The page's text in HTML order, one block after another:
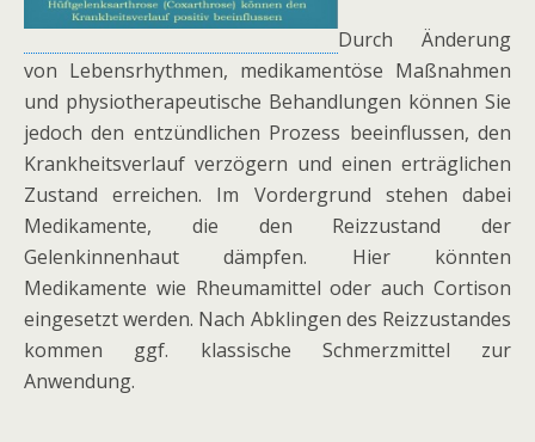
Durch Änderung
von Lebensrhythmen, medikamentöse Maßnahmen
und physiotherapeutische Behandlungen können Sie
jedoch den entzündlichen Prozess beeinflussen, den
Krankheitsverlauf verzögern und einen erträglichen
Zustand erreichen. Im Vordergrund stehen dabei
Medikamente, die den Reizzustand der
Gelenkinnenhaut dämpfen. Hier könnten
Medikamente wie Rheumamittel oder auch Cortison
eingesetzt werden. Nach Abklingen des Reizzustandes
kommen ggf. klassische Schmerzmittel zur
Anwendung.